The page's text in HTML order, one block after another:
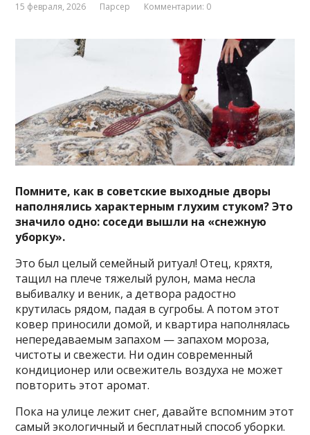
15 февраля, 2026 Парсер Комментарии: 0
Помните, как в советские выходные дворы
наполнялись характерным глухим стуком? Это
значило одно: соседи вышли на «снежную
уборку».
Это был целый семейный ритуал! Отец, кряхтя,
тащил на плече тяжелый рулон, мама несла
выбивалку и веник, а детвора радостно
крутилась рядом, падая в сугробы. А потом этот
ковер приносили домой, и квартира наполнялась
непередаваемым запахом — запахом мороза,
чистоты и свежести. Ни один современный
кондиционер или освежитель воздуха не может
повторить этот аромат.
Пока на улице лежит снег, давайте вспомним этот
самый экологичный и бесплатный способ уборки.